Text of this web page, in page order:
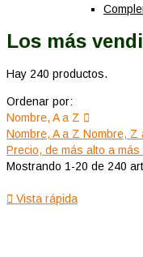
Los más
Hay 240 productos.
Ordenar por:
Nombre, A a Z 
Nombre, A a Z Nombre, Z
Precio, de más alto a más
Mostrando 1-20 de 240
 Vista rápida